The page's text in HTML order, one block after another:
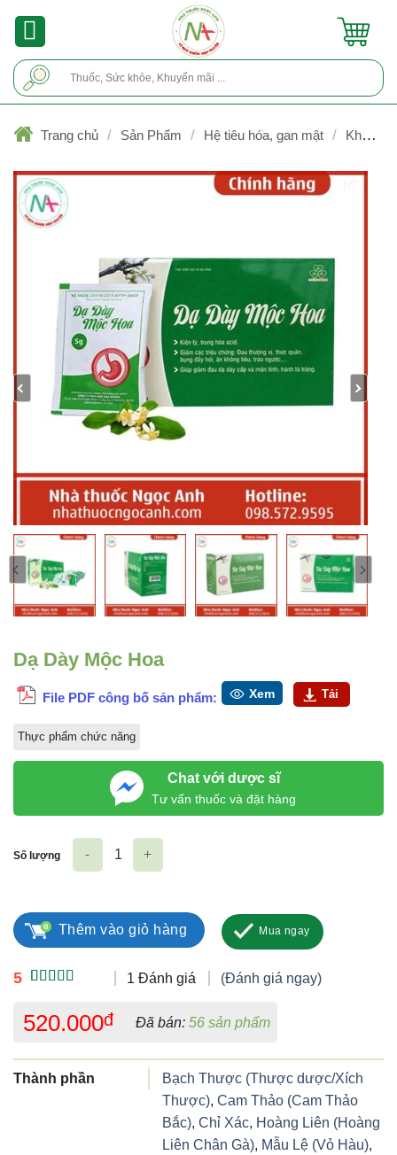
Trang chủ / Sản Phẩm / Hệ tiêu hóa, gan mật /
Kháng
Dạ Dày Mộc Hoa
File PDF công bố sản phẩm: Xem Tải
Thực phẩm chức năng
Chat với dược sĩ
Tư vấn thuốc và đặt hàng
5
đánh giá
1 Đánh giá (Đánh giá ngay)
520.000đ Đã bán: 56 sản phẩm
Thành phần
Bạch Thược (Thược dược/Xích
Thược), Cam Thảo (Cam Thảo
Bắc), Chỉ Xác, Hoàng Liên (Hoàng
Liên Chân Gà), Mẫu Lệ (Vỏ Hàu),
Số lượng
Thêm vào giỏ hàng Mua ngay